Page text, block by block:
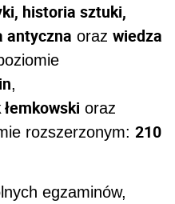
historia sztuki,
antyczna oraz wiedza
,
oraz
rozszerzonym: 210
egzaminów,